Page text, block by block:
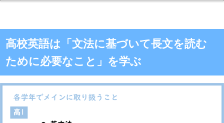
高校英語は「文法に基づいて長文を読む
ために必要なこと」を学ぶ